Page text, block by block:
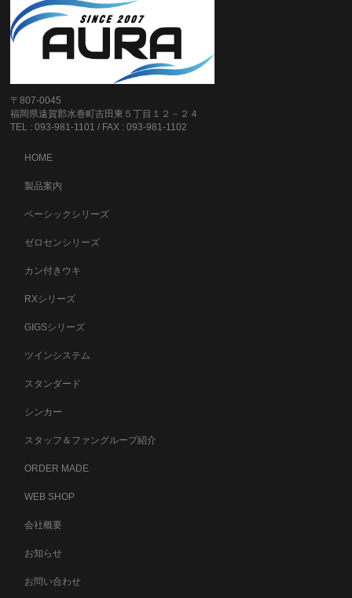
〒807-0045
福岡県遠賀郡水巻町吉田東５丁目１２－２４
TEL : 093-981-1101 / FAX : 093-981-1102
HOME
製品案内
ベーシックシリーズ
ゼロセンシリーズ
カン付きウキ
RXシリーズ
GIGSシリーズ
ツインシステム
スタンダード
シンカー
スタッフ＆ファングループ紹介
ORDER MADE
WEB SHOP
会社概要
お知らせ
お問い合わせ